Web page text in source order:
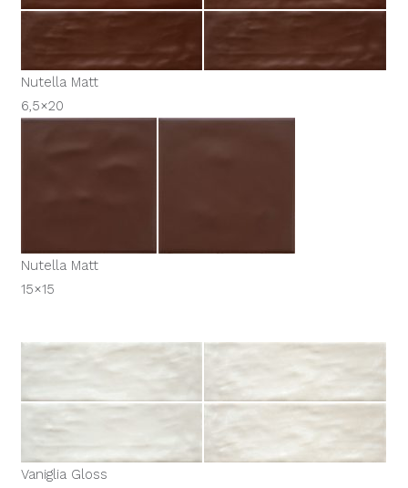
Nutella Matt
6,5×20
Nutella Matt
15×15
Vaniglia Gloss